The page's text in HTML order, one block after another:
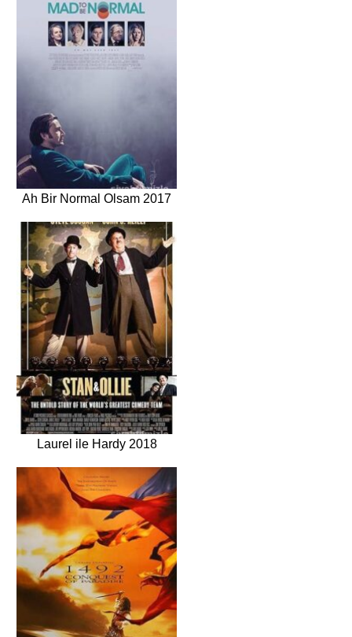
Ah Bir Normal Olsam 2017
Laurel ile Hardy 2018